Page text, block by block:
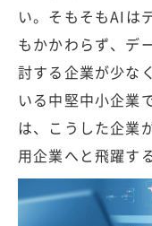
い。そもそもAIは
もかかわらず、デ
討する企業が少な
いる中堅中小企業
は、こうした企業
用企業へと飛躍す